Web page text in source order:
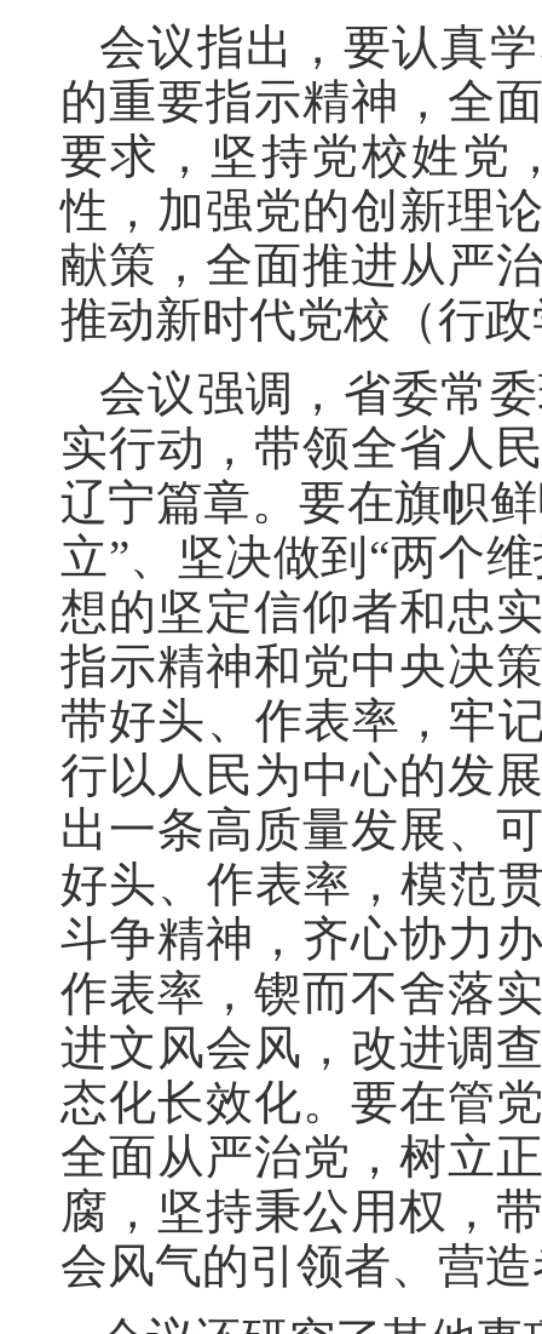
会议指出，要认真
的重要指示精神，全
要求，坚持党校姓党
性，加强党的创新理
献策，全面推进从严
推动新时代党校（行
会议强调，省委常
实行动，带领全省人
辽宁篇章。要在旗帜
立”、坚决做到“两个
想的坚定信仰者和忠
指示精神和党中央决
带好头、作表率，牢
行以人民为中心的发
出一条高质量发展、
好头、作表率，模范
斗争精神，齐心协力
作表率，锲而不舍落
进文风会风，改进调
态化长效化。要在管
全面从严治党，树立
腐，坚持秉公用权，
会风气的引领者、营